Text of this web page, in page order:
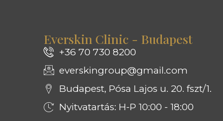
Everskin Clinic - Budapest
+36 70 730 8200
everskingroup@gmail.com
Budapest, Pósa Lajos u. 20. fszt/1.
Nyitvatartás: H-P 10:00 - 18:00